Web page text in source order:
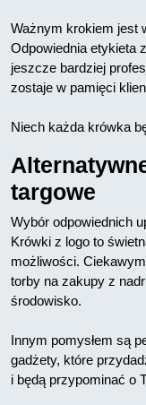
Ważnym krokiem jest
Odpowiednia etykieta
jeszcze bardziej
zostaje w pamięci
Niech każda krówka
targowe
Wybór odpowiednich
Krówki z logo to
możliwości.
torby na zakupy z
środowisko.
Innym pomysłem są
gadżety, które
i będą przypominać o